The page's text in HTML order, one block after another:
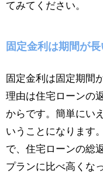
てみてください。
固定金利は期間が
固定金利は固定期間
理由は住宅ローンの
からです。簡単にい
いうことになります
で、住宅ローンの総
プランに比べ高くな